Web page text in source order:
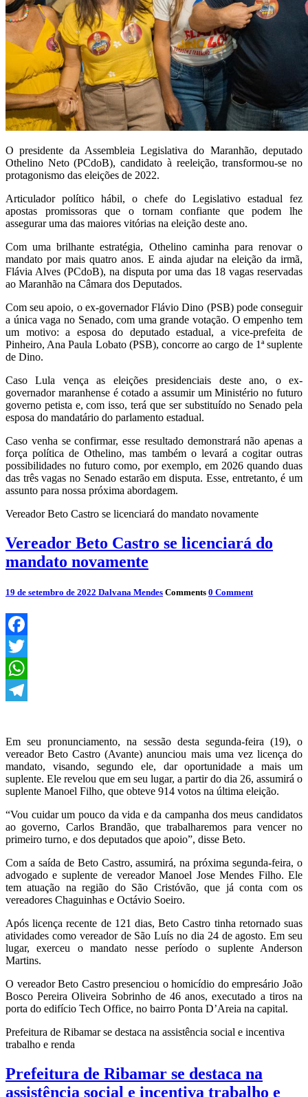
O presidente da Assembleia Legislativa do Maranhão, deputado
Othelino Neto (PCdoB), candidato à reeleição, transformou-se no
protagonismo das eleições de 2022.
Articulador político hábil, o chefe do Legislativo estadual fez
apostas promissoras que o tornam confiante que podem lhe
assegurar uma das maiores vitórias na eleição deste ano.
Com uma brilhante estratégia, Othelino caminha para renovar o
mandato por mais quatro anos. E ainda ajudar na eleição da irmã,
Flávia Alves (PCdoB), na disputa por uma das 18 vagas reservadas
ao Maranhão na Câmara dos Deputados.
Com seu apoio, o ex-governador Flávio Dino (PSB) pode conseguir
a única vaga no Senado, com uma grande votação. O empenho tem
um motivo: a esposa do deputado estadual, a vice-prefeita de
Pinheiro, Ana Paula Lobato (PSB), concorre ao cargo de 1ª suplente
de Dino.
Caso Lula vença as eleições presidenciais deste ano, o ex-
governador maranhense é cotado a assumir um Ministério no futuro
governo petista e, com isso, terá que ser substituído no Senado pela
esposa do mandatário do parlamento estadual.
Caso venha se confirmar, esse resultado demonstrará não apenas a
força política de Othelino, mas também o levará a cogitar outras
possibilidades no futuro como, por exemplo, em 2026 quando duas
das três vagas no Senado estarão em disputa. Esse, entretanto, é um
assunto para nossa próxima abordagem.
Vereador Beto Castro se licenciará do mandato novamente
Vereador Beto Castro se licenciará do
mandato novamente
19 de setembro de 2022 Dalvana Mendes Comments 0 Comment
Facebook
Twitter
WhatsApp
Em seu pronunciamento, na sessão desta segunda-feira (19), o
vereador Beto Castro (Avante) anunciou mais uma vez licença do
mandato, visando, segundo ele, dar oportunidade a mais um
suplente. Ele revelou que em seu lugar, a partir do dia 26, assumirá o
suplente Manoel Filho, que obteve 914 votos na última eleição.
“Vou cuidar um pouco da vida e da campanha dos meus candidatos
ao governo, Carlos Brandão, que trabalharemos para vencer no
primeiro turno, e dos deputados que apoio”, disse Beto.
Com a saída de Beto Castro, assumirá, na próxima segunda-feira, o
advogado e suplente de vereador Manoel Jose Mendes Filho. Ele
tem atuação na região do São Cristóvão, que já conta com os
vereadores Chaguinhas e Octávio Soeiro.
Após licença recente de 121 dias, Beto Castro tinha retornado suas
atividades como vereador de São Luís no dia 24 de agosto. Em seu
lugar, exerceu o mandato nesse período o suplente Anderson
Martins.
O vereador Beto Castro presenciou o homicídio do empresário João
Bosco Pereira Oliveira Sobrinho de 46 anos, executado a tiros na
porta do edifício Tech Office, no bairro Ponta D’Areia na capital.
Prefeitura de Ribamar se destaca na assistência social e incentiva
trabalho e renda
Prefeitura de Ribamar se destaca na
assistência social e incentiva trabalho e